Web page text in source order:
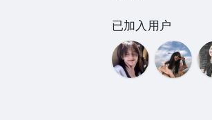
已加入用户